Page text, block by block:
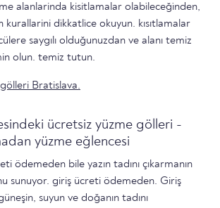
alanlarinda kisitlamalar olabi̇leceği̇nden,
kurallarini di̇kkatli̇ce okuyun. kısıtlamalar
saygılı olduğunuzdan ve alanı temiz
olun. temiz tutun.
Bratislava.
ücretsiz yüzme gölleri -
yüzme eğlencesi
ödemeden bile yazın tadını çıkarmanın
sunuyor. giriş ücreti ödemeden. Giriş
suyun ve doğanın tadını